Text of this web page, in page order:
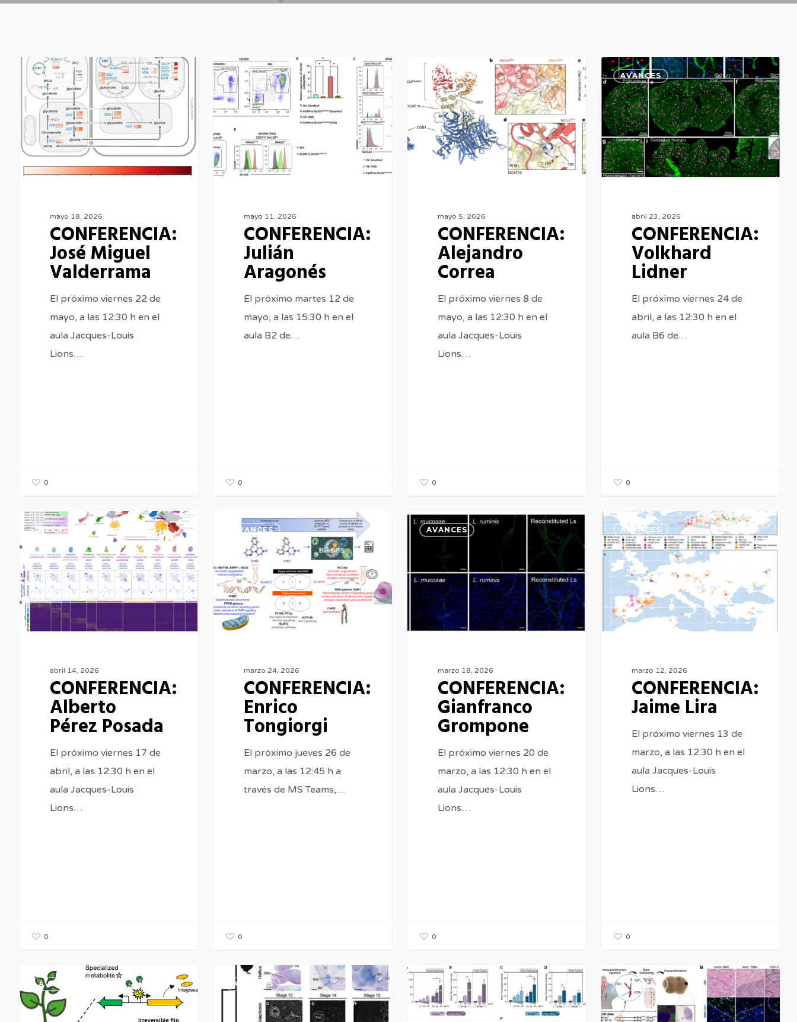
CONFERENCIA:
José
Miguel
Valderrama
AVANCES
mayo 18, 2026
CONFERENCIA:
José Miguel
Valderrama
El próximo viernes 22 de
mayo, a las 12:30 h en el
aula Jacques-Louis
Lions…
0
CONFERENCIA:
Julián
Aragonés
AVANCES
mayo 11, 2026
CONFERENCIA:
Julián
Aragonés
El próximo martes 12 de
mayo, a las 15:30 h en el
aula B2 de…
0
CONFERENCIA:
Alejandro
Correa
AVANCES
mayo 5, 2026
CONFERENCIA:
Alejandro
Correa
El próximo viernes 8 de
mayo, a las 12:30 h en el
aula Jacques-Louis
Lions…
0
CONFERENCIA:
Volkhard
Lidner
AVANCES
abril 23, 2026
CONFERENCIA:
Volkhard
Lidner
El próximo viernes 24 de
abril, a las 12:30 h en el
aula B6 de…
0
CONFERENCIA:
Pérez
Posada
AVANCES
abril 14, 2026
CONFERENCIA:
Alberto
Pérez Posada
El próximo viernes 17 de
abril, a las 12:30 h en el
aula Jacques-Louis
Lions…
0
CONFERENCIA:
Tongiorgi
AVANCES
marzo 24, 2026
CONFERENCIA:
Enrico
Tongiorgi
El próximo jueves 26 de
marzo, a las 12:45 h a
través de MS Teams,…
0
CONFERENCIA:
Gianfranco
Grompone
AVANCES
marzo 18, 2026
CONFERENCIA:
Gianfranco
Grompone
El próximo viernes 20 de
marzo, a las 12:30 h en el
aula Jacques-Louis
Lions…
0
CONFERENCIA:
Jaime
Lira
AVANCES
marzo 12, 2026
CONFERENCIA:
Jaime Lira
El próximo viernes 13 de
marzo, a las 12:30 h en el
aula Jacques-Louis
Lions…
0
CONFERENCIA:
Prof.
Lars
AVANCES
CONFERENCIA:
Tatsuya
AVANCES
CONFERENCIA:
María
Del
AVANCES
CONFERENCIA:
Francisco
Javier
AVANCES